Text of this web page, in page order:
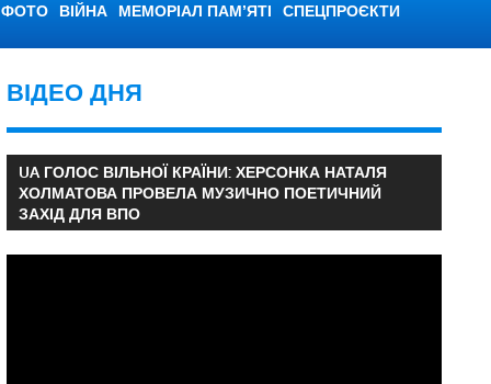
ФОТО ВІЙНА МЕМОРІАЛ ПАМ’ЯТІ СПЕЦПРОЄКТИ
ВІДЕО ДНЯ
UA ГОЛОС ВІЛЬНОЇ КРАЇНИ: ХЕРСОНКА НАТАЛЯ
ХОЛМАТОВА ПРОВЕЛА МУЗИЧНО ПОЕТИЧНИЙ
ЗАХІД ДЛЯ ВПО